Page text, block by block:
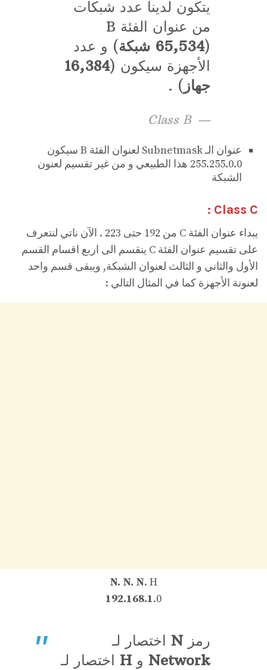
يتكون لدينا عدد شبكات
من عنوان الفئة B
(65,534 شبكة
) و عدد
الأجهزة سيكون (16,384
جهاز ) .
Class B
عنوان الـ Subnetmask لعنوان الفئة B سيكون
255.255.0.0 هذا الطبيعي و من غير تقسيم لعنون
الشبكة
Class C :
يبداء عنوان الفئة C من 192 حتى 223 . الآن ناتي لنتعرف
على تقسيم عنوان الفئة C ينقسم الى اربع اقسام القسم
الأول والثاني و الثالث لعنوان الشبكة, ويبقى قسم واحد
لعنونة الأجهزة كما في المثال التالي :
N. N. N. H
192.168.1.0
رمز N اختصار لـ
Network و H اختصار لـ